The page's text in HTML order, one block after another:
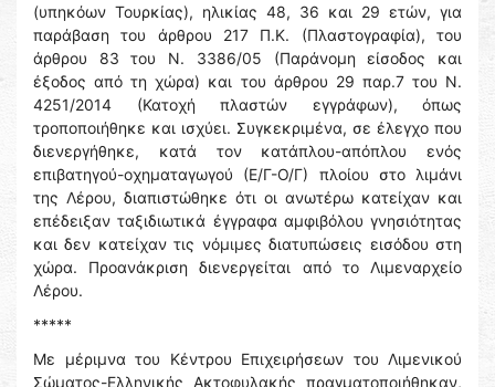
(υπηκόων Τουρκίας), ηλικίας 48, 36 και 29 ετών, για
παράβαση του άρθρου 217 Π.Κ. (Πλαστογραφία), του
άρθρου 83 του Ν. 3386/05 (Παράνομη είσοδος και
έξοδος από τη χώρα) και του άρθρου 29 παρ.7 του Ν.
4251/2014 (Κατοχή πλαστών εγγράφων), όπως
τροποποιήθηκε και ισχύει. Συγκεκριμένα, σε έλεγχο που
διενεργήθηκε, κατά τον κατάπλου-απόπλου ενός
επιβατηγού-οχηματαγωγού (Ε/Γ-Ο/Γ) πλοίου στο λιμάνι
της Λέρου, διαπιστώθηκε ότι οι ανωτέρω κατείχαν και
επέδειξαν ταξιδιωτικά έγγραφα αμφιβόλου γνησιότητας
και δεν κατείχαν τις νόμιμες διατυπώσεις εισόδου στη
χώρα. Προανάκριση διενεργείται από το Λιμεναρχείο
Λέρου.
*****
Με μέριμνα του Κέντρου Επιχειρήσεων του Λιμενικού
Σώματος-Ελληνικής Ακτοφυλακής πραγματοποιήθηκαν,